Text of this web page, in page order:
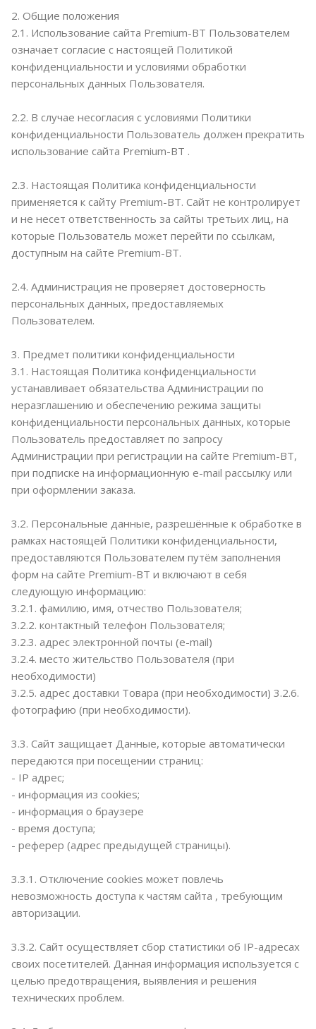
2. Общие положения
2.1. Использование сайта Premium-BT Пользователем
означает согласие с настоящей Политикой
конфиденциальности и условиями обработки
персональных данных Пользователя.
2.2. В случае несогласия с условиями Политики
конфиденциальности Пользователь должен прекратить
использование сайта Premium-BT .
2.3. Настоящая Политика конфиденциальности
применяется к сайту Premium-BT. Сайт не контролирует
и не несет ответственность за сайты третьих лиц, на
которые Пользователь может перейти по ссылкам,
доступным на сайте Premium-BT.
2.4. Администрация не проверяет достоверность
персональных данных, предоставляемых
Пользователем.
3. Предмет политики конфиденциальности
3.1. Настоящая Политика конфиденциальности
устанавливает обязательства Администрации по
неразглашению и обеспечению режима защиты
конфиденциальности персональных данных, которые
Пользователь предоставляет по запросу
Администрации при регистрации на сайте Premium-BT,
при подписке на информационную e-mail рассылку или
при оформлении заказа.
3.2. Персональные данные, разрешённые к обработке в
рамках настоящей Политики конфиденциальности,
предоставляются Пользователем путём заполнения
форм на сайте Premium-BT и включают в себя
следующую информацию:
3.2.1. фамилию, имя, отчество Пользователя;
3.2.2. контактный телефон Пользователя;
3.2.3. адрес электронной почты (e-mail)
3.2.4. место жительство Пользователя (при
необходимости)
3.2.5. адрес доставки Товара (при необходимости) 3.2.6.
фотографию (при необходимости).
3.3. Сайт защищает Данные, которые автоматически
передаются при посещении страниц:
- IP адрес;
- информация из cookies;
- информация о браузере
- время доступа;
- реферер (адрес предыдущей страницы).
3.3.1. Отключение cookies может повлечь
невозможность доступа к частям сайта , требующим
авторизации.
3.3.2. Сайт осуществляет сбор статистики об IP-адресах
своих посетителей. Данная информация используется с
целью предотвращения, выявления и решения
технических проблем.